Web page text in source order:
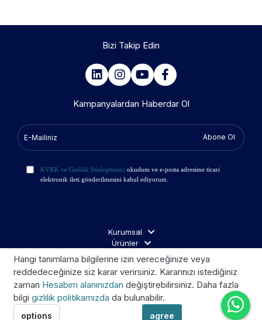
Bizi Takip Edin
Kampanyalardan Haberdar Ol
Abone Ol
KVKK ve Gizlilik Sözleşmesini okudum ve e-posta adresime ticari
elektronik ileti gönderilmesini kabul ediyorum.
Kurumsal
Ürünler
İş Ortakları
Ziyaretçi Aydınlatma
Telif © 2026 Kroom. Tüm hakları saklıdır.
Hangi tanımlama bilgilerine izin vereceğinize veya
reddedeceğinize siz karar verirsiniz. Kararınızı istediğiniz
zaman Hesabım alanınızdan değiştirebilirsiniz. Daha fazla
bilgi gizlilik politikamızda da bulunabilir.
options agree